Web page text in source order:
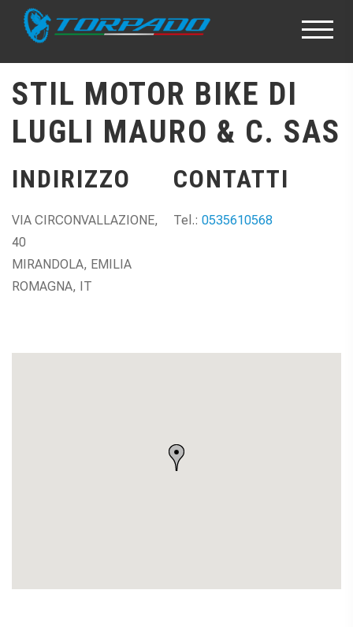
STIL MOTOR BIKE DI
LUGLI MAURO & C. SAS
INDIRIZZO
VIA CIRCONVALLAZIONE,
40
MIRANDOLA, EMILIA
ROMAGNA, IT
CONTATTI
Tel.: 0535610568